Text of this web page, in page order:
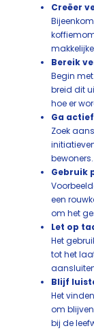
Creëer
Bereik
Begin
breid dit
hoe er
Ga
Zoek
bewoners.
Gebruik
een
om het
Let op
Het
tot het
Blijf
Het
om
bij de